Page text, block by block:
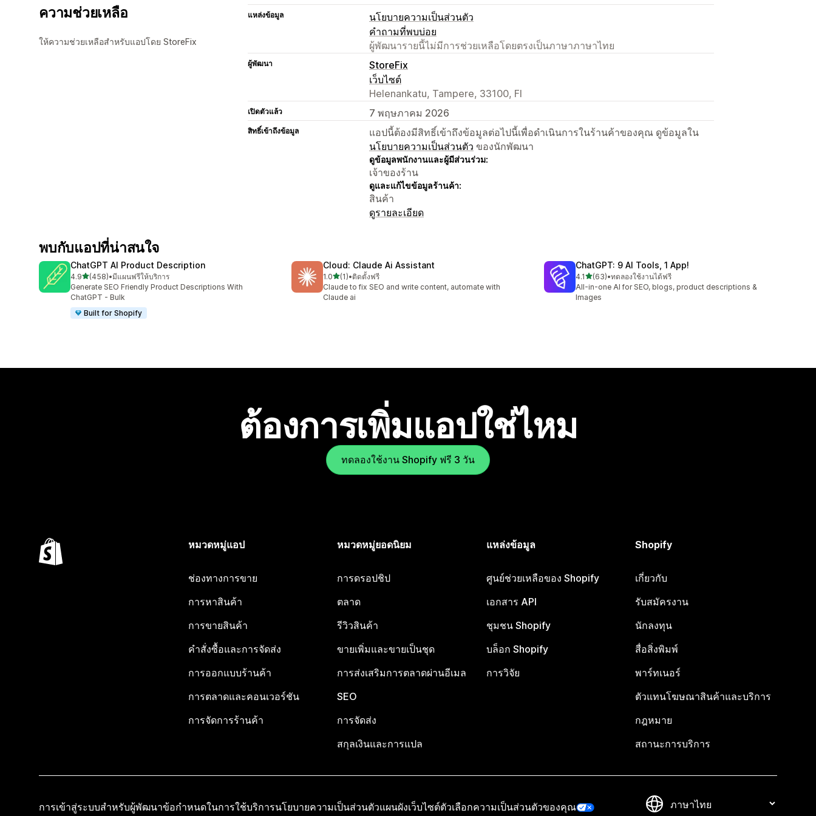
ความช่วยเหลือ
ให้ความช่วยเหลือสำหรับแอปโดย StoreFix
แหล่งข้อมูล
นโยบายความเป็นส่วนตัว
คำถามที่พบบ่อย
ผู้พัฒนารายนี้ไม่มีการช่วยเหลือโดยตรงเป็นภาษาภาษาไทย
ผู้พัฒนา
StoreFix
เว็บไซต์
Helenankatu, Tampere, 33100, FI
เปิดตัวแล้ว 7 พฤษภาคม 2026
สิทธิ์เข้าถึงข้อมูล
แอปนี้ต้องมีสิทธิ์เข้าถึงข้อมูลต่อไปนี้เพื่อดำเนินการในร้านค้าของคุณ ดูข้อมูลใน
นโยบายความเป็นส่วนตัว ของนักพัฒนา
ดูข้อมูลพนักงานและผู้มีส่วนร่วม:
เจ้าของร้าน
ดูและแก้ไขข้อมูลร้านค้า:
สินค้า
ดูรายละเอียด
พบกับแอปที่น่าสนใจ
ChatGPT AI Product Description
4.9เต็ม 5 ดาว
(458)
ทั้งหมด 458 รีวิว
•มีแผนฟรีให้บริการ
Generate SEO Friendly Product Descriptions With
ChatGPT - Bulk
Built for Shopify
Cloud: Claude Ai Assistant
1.0เต็ม 5 ดาว
(1)
ทั้งหมด 1 รีวิว
•ติดตั้งฟรี
Claude to fix SEO and write content, automate with
Claude ai
ChatGPT: 9 AI Tools, 1 App!
4.1เต็ม 5 ดาว
(63)
ทั้งหมด 63 รีวิว
•ทดลองใช้งานได้ฟรี
All-in-one AI for SEO, blogs, product descriptions &
Images
ต้องการเพิ่มแอปใช่ไหม
ทดลองใช้งาน Shopify ฟรี 3 วัน
หมวดหมู่แอป
ช่องทางการขาย
การหาสินค้า
การขายสินค้า
คำสั่งซื้อและการจัดส่ง
การออกแบบร้านค้า
การตลาดและคอนเวอร์ชัน
การจัดการร้านค้า
หมวดหมู่ยอดนิยม
การดรอปชิป
ตลาด
รีวิวสินค้า
ขายเพิ่มและขายเป็นชุด
การส่งเสริมการตลาดผ่านอีเมล
SEO
การจัดส่ง
สกุลเงินและการแปล
แหล่งข้อมูล
ศูนย์ช่วยเหลือของ Shopify
เอกสาร API
ชุมชน Shopify
บล็อก Shopify
การวิจัย
Shopify
เกี่ยวกับ
รับสมัครงาน
นักลงทุน
สื่อสิ่งพิมพ์
พาร์ทเนอร์
ตัวแทนโฆษณาสินค้าและบริการ
กฎหมาย
สถานะการบริการ
การเข้าสู่ระบบสำหรับผู้พัฒนาข้อกำหนดในการใช้บริการนโยบายความเป็นส่วนตัวแผนผังเว็บไซต์ตัวเลือกความเป็นส่วนตัวของคุณ